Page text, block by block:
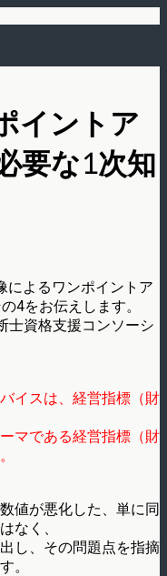
イントア
要な1次知
よるワンポイントア
をお伝えします。
士資格支援コンソーシ
イスは、経営指標（財
マである経営指標（財
値が悪化した、単に同
なく、
し、その問題点を指摘
。